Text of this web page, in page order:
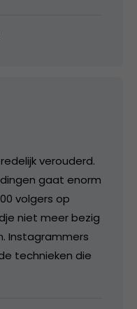
verouderd.
gaat enorm
volgers op
niet meer bezig
Instagrammers
technieken die